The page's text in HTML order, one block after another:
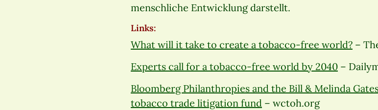
menschliche Entwicklung darstellt.
Links:
What will it take to create a tobacco-free world? –
Experts call for a tobacco-free world by 2040 –
Bloomberg Philanthropies and the Bill & Melinda
tobacco trade litigation fund – wctoh.org